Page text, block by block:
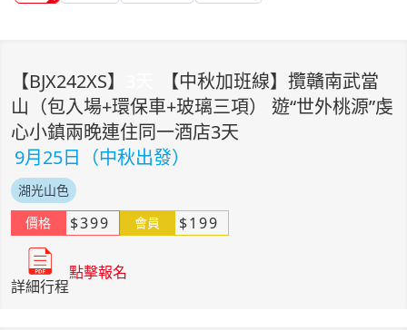
【BJX242XS】
【中秋加班線】攬贛南武當
山（包入場+環保車+玻璃三項） 遊“世外桃源”虔
心小鎮兩晚連住同一酒店3天
9月25日（中秋出發）
湖光山色
價格
$399 會員 $199
詳細行程
點擊報名